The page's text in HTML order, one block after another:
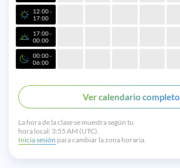
12:00 -
17:00
17:00 -
00:00
00:00 -
06:00
Ver calendario completo
La hora de la clase se muestra según tu
hora local: 3:55 AM (UTC).
Inicia sesión para cambiar la zona horaria.